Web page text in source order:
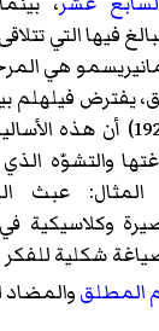
فيها التي
هي
يفترض فيلهلم
جيل في تاريخ الفن، 1926)
والتشوّه
عبث
وكلاسيكية
شكلية
المطلقوالمضاد